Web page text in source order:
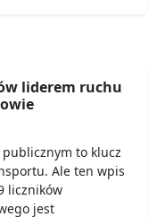
liderem ruchu
to klucz
Ale ten wpis
liczników
jest